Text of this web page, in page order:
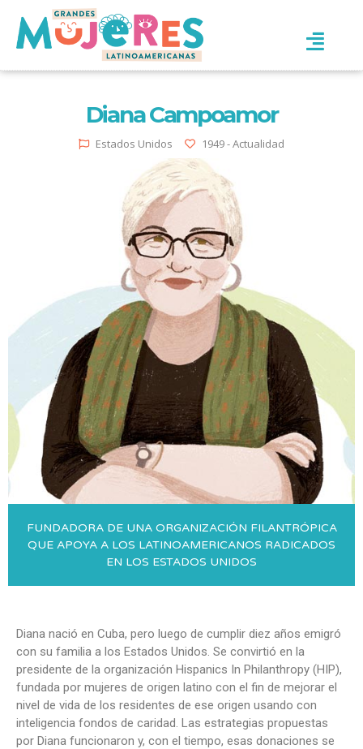
Diana Campoamor
Estados Unidos 1949 - Actualidad
FUNDADORA DE UNA ORGANIZACIÓN FILANTRÓPICA
QUE APOYA A LOS LATINOAMERICANOS RADICADOS
EN LOS ESTADOS UNIDOS
Diana nació en Cuba, pero luego de cumplir diez años emigró
con su familia a los Estados Unidos. Se convirtió en la
presidente de la organización Hispanics In Philanthropy (HIP),
fundada por mujeres de origen latino con el fin de mejorar el
nivel de vida de los residentes de ese origen usando con
inteligencia fondos de caridad. Las estrategias propuestas
por Diana funcionaron y, con el tiempo, esas donaciones se